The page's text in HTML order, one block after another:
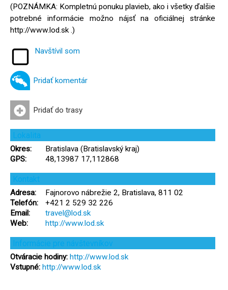
(POZNÁMKA: Kompletnú ponuku plavieb, ako i všetky ďalšie
potrebné informácie možno nájsť na oficiálnej stránke
http://www.lod.sk .)
Navštívil som
Pridať komentár
Pridať do trasy
Lokalita
Okres:
Bratislava (Bratislavský kraj)
GPS:
48,13987 17,112868
Kontakt
Adresa:
Fajnorovo nábrežie 2, Bratislava, 811 02
Telefón:
+421 2 529 32 226
Email:
travel@lod.sk
Web:
http://www.lod.sk
Informácie pre návštevníkov
Otváracie hodiny: http://www.lod.sk
Vstupné: http://www.lod.sk